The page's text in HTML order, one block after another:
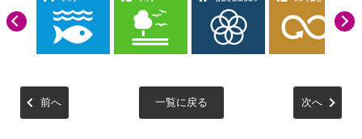
前へ 一覧に戻る 次へ